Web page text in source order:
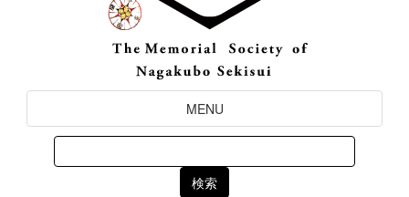
Toggle
Navigation
MENU
Search
for: